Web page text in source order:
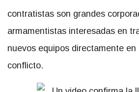
contratistas son grandes
armamentistas interesadas en
nuevos equipos directamente en
conflicto.